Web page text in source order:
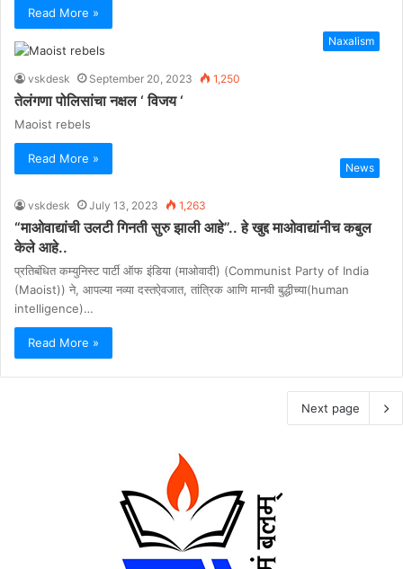
Read More »
Naxalism
vskdesk September 20, 2023 1,250
तेलंगणा पोलिसांचा नक्षल ‘ विजय ‘
Maoist rebels
Read More »
News
vskdesk July 13, 2023 1,263
“माओवाद्यांची उलटी गिनती सुरु झाली आहे”.. हे खुद्द माओवाद्यांनीच कबुल
केले आहे..
प्रतिबंधित कम्युनिस्ट पार्टी ऑफ इंडिया (माओवादी) (Communist Party of India
(Maoist)) ने, आपल्या नव्या दस्तऐवजात, तांत्रिक आणि मानवी बुद्धीच्या(human
intelligence)…
Read More »
Next page